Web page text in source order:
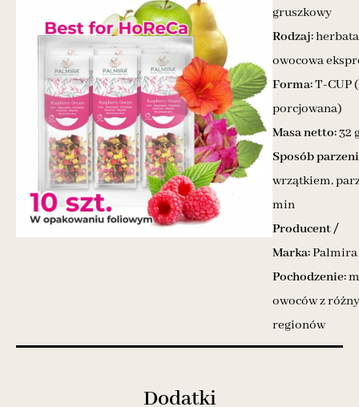
gruszkowy
Rodzaj:herbata
owocowa
Forma:T-CUP
porcjowana)
Masa netto:32
Sposób
wrzątkiem,
min
Producent /
Marka:Palmira
Pochodzenie:
owoców z
regionów
Dodatki